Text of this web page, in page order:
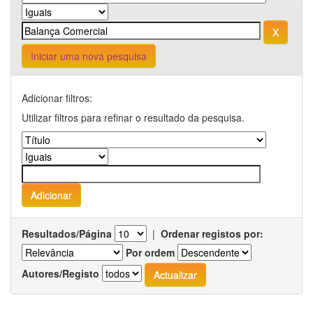
Iniciar uma nova pesquisa
Adicionar filtros:
Utilizar filtros para refinar o resultado da pesquisa.
Resultados/Página | Ordenar registos por:
Por ordem
Autores/Registo